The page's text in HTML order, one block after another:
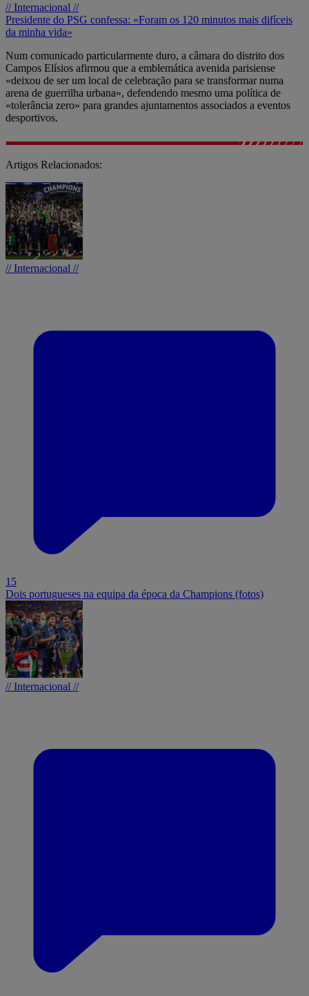
// Internacional //
Presidente do PSG confessa: «Foram os 120 minutos mais difíceis
da minha vida»
Num comunicado particularmente duro, a câmara do distrito dos
Campos Elísios afirmou que a emblemática avenida parisiense
«deixou de ser um local de celebração para se transformar numa
arena de guerrilha urbana», defendendo mesmo uma política de
«tolerância zero» para grandes ajuntamentos associados a eventos
desportivos.
Artigos Relacionados:
// Internacional //
15
Dois portugueses na equipa da época da Champions (fotos)
// Internacional //